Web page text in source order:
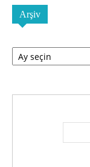
Arşiv
Arşiv